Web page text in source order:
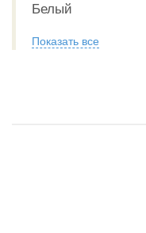
Белый
Показать все